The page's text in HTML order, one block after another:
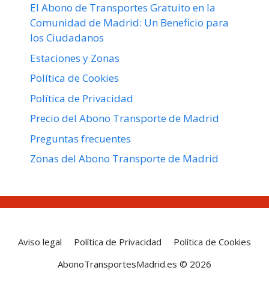
El Abono de Transportes Gratuito en la
Comunidad de Madrid: Un Beneficio para
los Ciudadanos
Estaciones y Zonas
Política de Cookies
Política de Privacidad
Precio del Abono Transporte de Madrid
Preguntas frecuentes
Zonas del Abono Transporte de Madrid
Aviso legal Política de Privacidad
Política de Cookies
AbonoTransportesMadrid.es © 2026